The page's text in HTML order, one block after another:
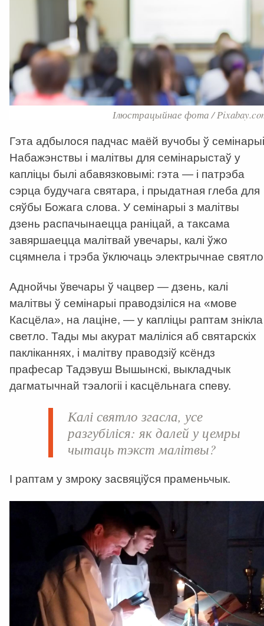
Ілюстрацыйнае фота /
Гэта адбылося падчас маёй вучобы ў
Набажэнствы і малітвы для семінарыстаў у
капліцы былі абавязковымі: гэта — і патрэба
сэрца будучага святара, і прыдатная глеба для
сяўбы Божага слова. У семінарыі з малітвы
дзень распачынаецца раніцай, а таксама
завяршаецца малітвай увечары, калі ўжо
сцямнела і трэба ўключаць электрычнае
Аднойчы ўвечары ў чацвер — дзень, калі
малітвы ў семінарыі праводзіліся на «мове
Касцёла», на лаціне, — у капліцы раптам знікла
светло. Тады мы акурат маліліся аб святарскіх
пакліканнях, і малітву праводзіў ксёндз
прафесар Тадэвуш Вышынскі, выкладчык
дагматычнай тэалогіі і касцёльнага спеву.
Калі святло згасла, усе
разгубіліся: як далей у цемры
чытаць тэкст малітвы?
І раптам у змроку засвяціўся праменьчык.